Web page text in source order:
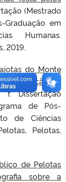
(Mestrado
em
Humanas.
2019.
do Monte
construção da
f. Dissertação
de Pós-
de Ciências
Pelotas,
de Pelotas
sobre a